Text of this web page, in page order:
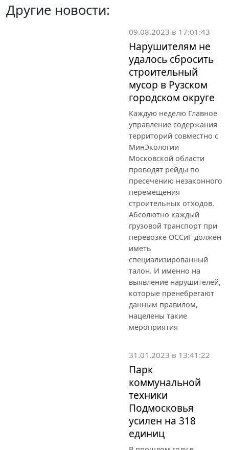
Другие новости:
09.08.2023 в 17:01:43
Нарушителям не
удалось сбросить
строительный
мусор в Рузском
городском округе
Каждую неделю Главное
управление содержания
территорий совместно с
МинЭкологии
Московской области
проводят рейды по
пресечению незаконного
перемещения
строительных отходов.
Абсолютно каждый
грузовой транспорт при
перевозке ОССиГ должен
иметь
специализированный
талон. И именно на
выявление нарушителей,
которые пренебрегают
данным правилом,
нацелены такие
мероприятия
31.01.2023 в 13:41:22
Парк
коммунальной
техники
Подмосковья
усилен на 318
единиц